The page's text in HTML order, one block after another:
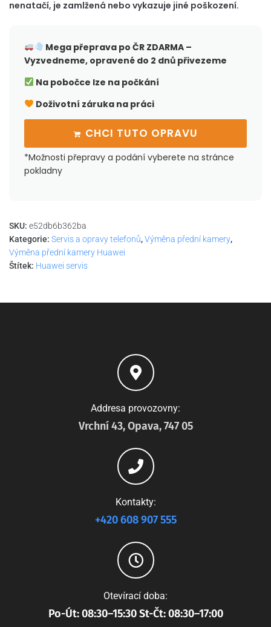
nenatačí, je zamlžená nebo vykazuje jiné poškození.
Mega přeprava po ČRZDARMA –
Vyzvedneme, opravené do 2 dnů přivezeme
Na pobočce lze na počkání
Doživotní záruka na práci
CHCI TUTO OPRAVU
*Možnosti přepravy a podání vyberete na stránce
pokladny
SKU: e52db6b362ba
Kategorie: Servis a opravy telefonů,Výměna přední kamery,
Výměna přední kamery Huawei
Štítek: Huawei servis
Addresa provozovny:
Vrchní 43, Opava, 747 05
Kontakty:
+420 608 907 555
Otevírací doba:
Po-Út: 08:30–15:30 St-Čt: 08:30–17:00